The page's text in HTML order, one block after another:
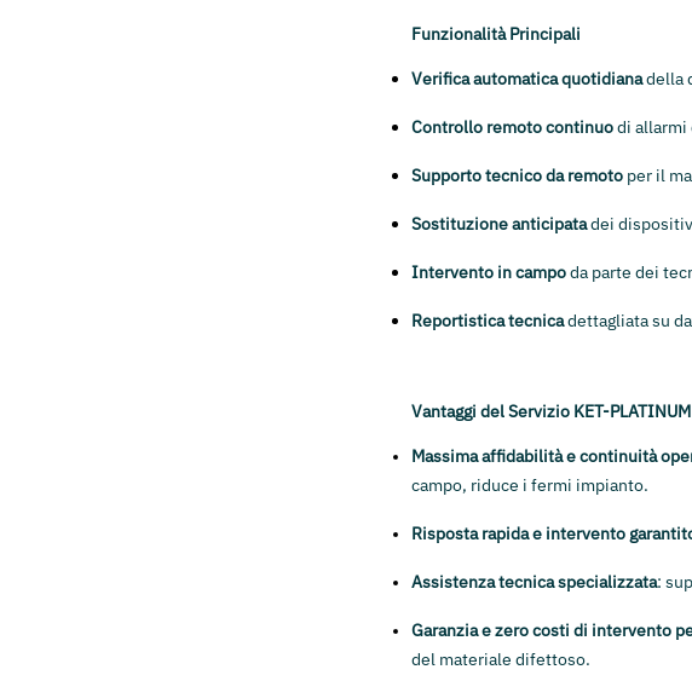
Funzionalità Principali
Verifica automatica quotidianadella
Controllo remoto continuodi allarmi
Supporto tecnico da remoto per il
Sostituzione anticipatadei
Intervento in campoda parte dei
Reportistica tecnicadettagliata su
Vantaggi del Servizio KET-PLATINUM
Massima affidabilità e continuità
campo, riduce i fermi impianto.
Risposta rapida e intervento
Assistenza tecnica specializzata:
Garanzia e zero costi di intervento
del materiale difettoso.